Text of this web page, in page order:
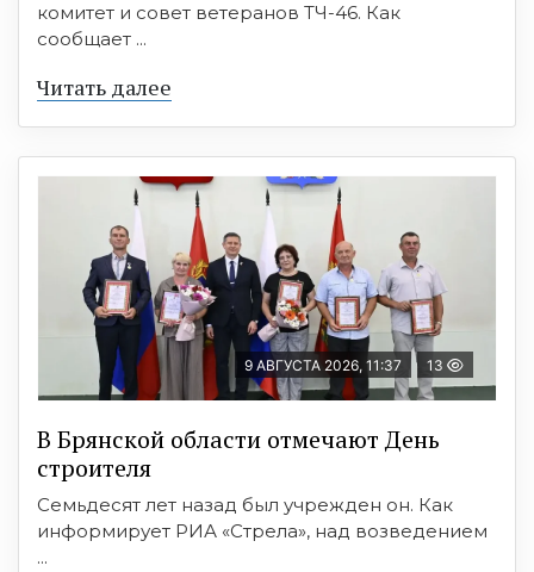
комитет и совет ветеранов ТЧ-46. Как
сообщает ...
Читать далее
9 АВГУСТА 2026, 11:37 13
В Брянской области отмечают День
строителя
Семьдесят лет назад был учрежден он. Как
информирует РИА «Стрела», над возведением
...